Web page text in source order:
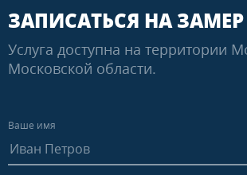
ЗАПИСАТЬСЯ НА ЗАМЕР
Услуга доступна на территории
Московской области.
Ваше имя